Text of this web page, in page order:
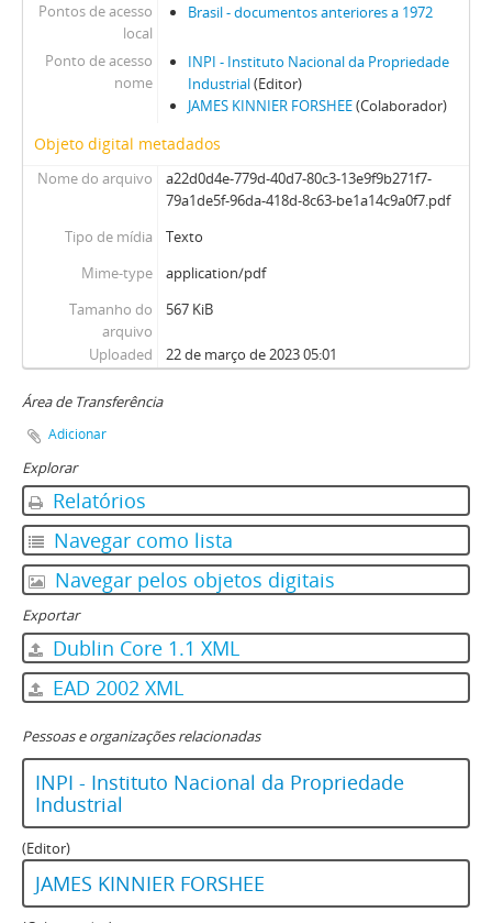
Pontos de acesso
local
Brasil - documentos anteriores a 1972
Ponto de acesso
nome
INPI - Instituto Nacional da Propriedade
Industrial(Editor)
JAMES KINNIER FORSHEE(Colaborador)
Objeto digital metadados
Nome do arquivo
a22d0d4e-779d-40d7-80c3-13e9f9b271f7-
79a1de5f-96da-418d-8c63-be1a14c9a0f7.pdf
Tipo de mídia
Texto
Mime-type
application/pdf
Tamanho do
arquivo
567 KiB
Uploaded 22 de março de 2023 05:01
Área de Transferência
Adicionar
Explorar
Relatórios
Navegar como lista
Navegar pelos objetos digitais
Exportar
Dublin Core 1.1 XML
EAD 2002 XML
Pessoas e organizações relacionadas
INPI - Instituto Nacional da Propriedade
Industrial
(Editor)
JAMES KINNIER FORSHEE